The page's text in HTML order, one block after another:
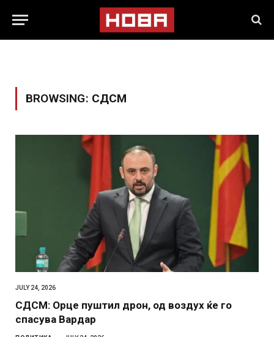
BROWSING: СДСМ
JULY 24, 2026
СДСМ: Орце пуштил дрон, од воздух ќе го
спасува Вардар